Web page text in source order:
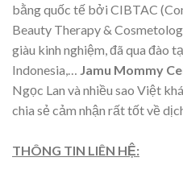
bằng quốc tế bởi CIBTAC
Beauty Therapy &
giàu kinh nghiệm, đã qua đào
Indonesia,…
Jamu Mommy
Ngọc Lan và nhiều sao Việt
chia sẻ cảm nhận rất tốt về
THÔNG TIN LIÊN HỆ: